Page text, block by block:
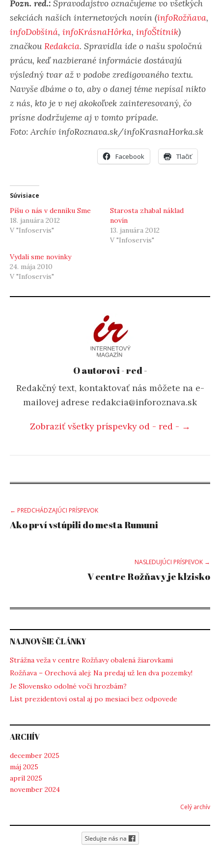
Pozn. red.: Spravodajstvo označujeme vo všetkých
sekciách našich internetových novín (infoRožňava,
infoDobšiná, infoKrásnaHôrka, infoŠtítnik)
značkouRedakcia. Spravidla ide o našu spoločnú
prácu, keď nazbierané informácie dostávajú
výsledný tvar až v podobe zredigovaného textu.
Navyše dbáme o to, aby o danej téme nepísal nikto
z nás, kto je v nej akokoľvek zainteresovaný, čo
prísne dodržujeme aj v tomto prípade.
Foto: Archív infoRoznava.sk/infoKrasnaHorka.sk
Facebook Tlačiť
Súvisiace
Píšu o nás v denníku Sme
18. januára 2012
V "Infoservis"
Starosta zhabal náklad
novín
13. januára 2012
V "Infoservis"
Vydali sme novinky
24. mája 2010
V "Infoservis"
O autorovi - red -
Redakčný text, kontaktovať nás môžete na e-
mailovej adrese redakcia@inforoznava.sk
Zobraziť všetky príspevky od - red - →
Post
← PREDCHÁDZAJÚCI PRÍSPEVOK
Ako prví vstúpili do mesta Rumuni
NASLEDUJÚCI PRÍSPEVOK →
V centre Rožňavy je klzisko
NAJNOVŠIE ČLÁNKY
Strážna veža v centre Rožňavy obalená žiarovkami
Rožňava – Orechová alej: Na predaj už len dva pozemky!
Je Slovensko odolné voči hrozbám?
List prezidentovi ostal aj po mesiaci bez odpovede
ARCHÍV
december 2025
máj 2025
apríl 2025
november 2024
Celý archív